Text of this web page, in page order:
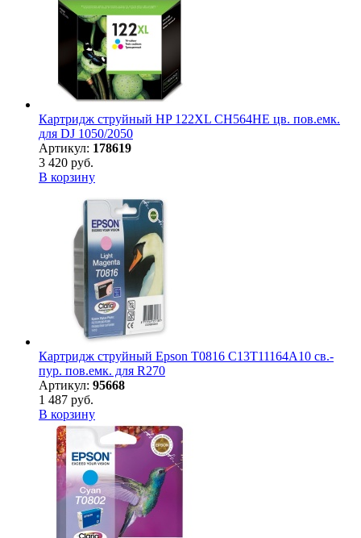
Картридж струйный HP 122XL CH564HE цв. пов.емк.
для DJ 1050/2050
Артикул: 178619
3 420 руб.
В корзину
Картридж струйный Epson T0816 C13T11164A10 св.-
пур. пов.емк. для R270
Артикул: 95668
1 487 руб.
В корзину